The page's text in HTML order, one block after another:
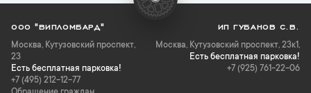
ООО "ВИПЛОМБАРД"
Москва, Кутузовский проспект,
23
Есть бесплатная парковка!
+7 (495) 212-12-77
ИП ГУБАНОВ С.В.
Москва, Кутузовский проспект, 23к1,
Есть бесплатная парковка!
+7 (925) 761-22-06